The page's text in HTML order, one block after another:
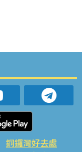
銅鑼灣好去處